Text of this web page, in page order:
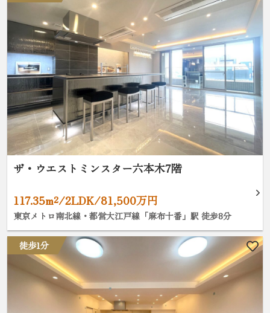
ザ・ウエストミンスター六本木7階
117.35m²/2LDK/81,500万円
東京メトロ南北線・都営大江戸線「麻布十番」駅 徒歩8分
徒歩1分